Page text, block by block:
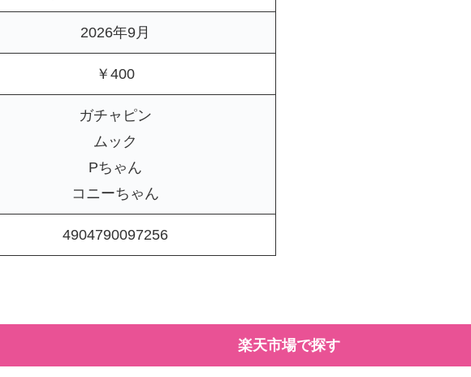
2026年9月
￥400
ガチャピン
ムック
Pちゃん
コニーちゃん
4904790097256
楽天市場で探す